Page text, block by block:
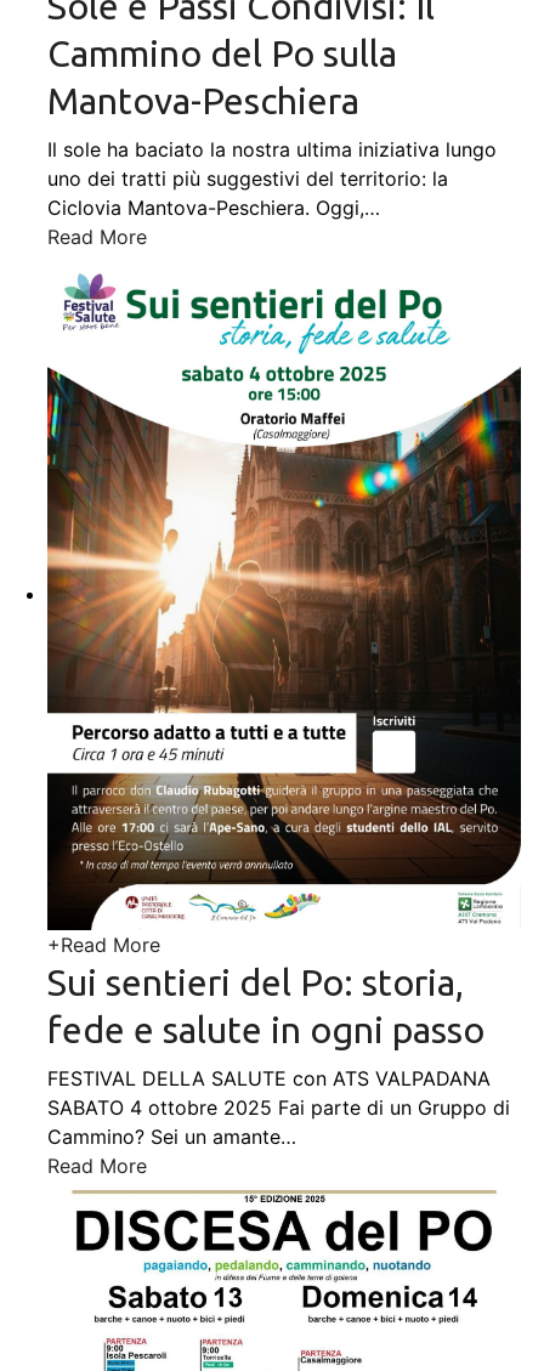
Cammino del Po sulla
Mantova-Peschiera
Il sole ha baciato la nostra ultima iniziativa lungo
uno dei tratti più suggestivi del territorio: la
Ciclovia Mantova-Peschiera. Oggi,…
Read More
+Read More
Sui sentieri del Po: storia,
fede e salute in ogni passo
FESTIVAL DELLA SALUTE con ATS VALPADANA
SABATO 4 ottobre 2025 Fai parte di un Gruppo di
Cammino? Sei un amante…
Read More